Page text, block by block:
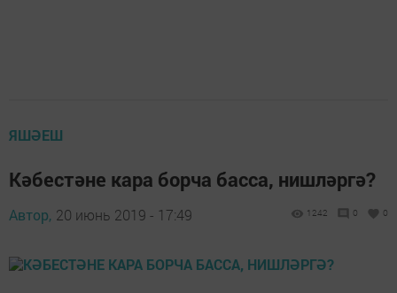
ЯШӘЕШ
Кәбестәне кара борча басса, нишләргә?
Автор, 20 июнь 2019 - 17:49 1242 0 0